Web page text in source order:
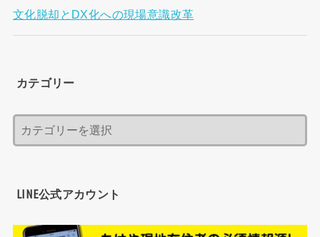
文化脱却とDX化への現場意識改革
カテゴリー
LINE公式アカウント